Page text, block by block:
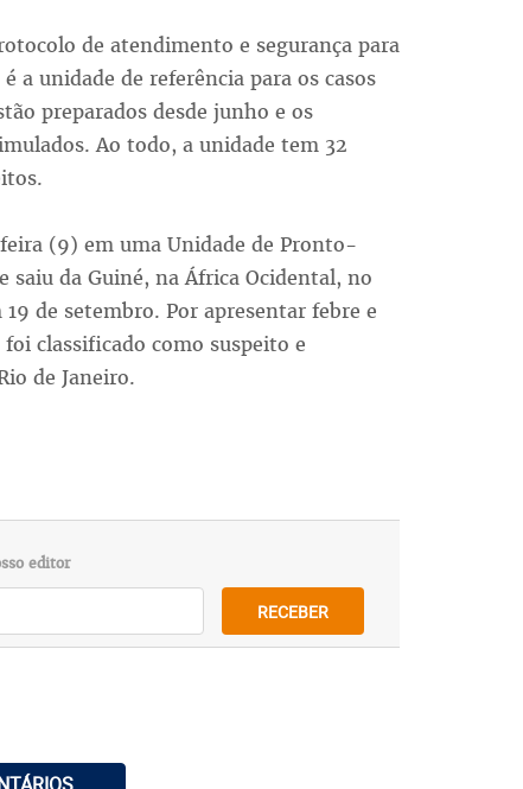
de atendimento e segurança para
a unidade de referência para os casos
preparados desde junho e os
Ao todo, a unidade tem 32
(9) em uma Unidade de Pronto-
saiu da Guiné, na África Ocidental, no
de setembro. Por apresentar febre e
classificado como suspeito e
de Janeiro.
editor
RECEBER